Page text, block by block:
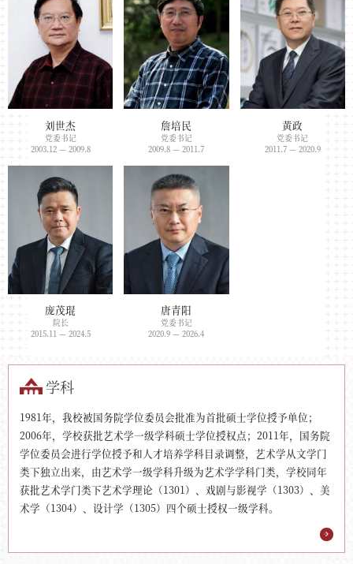
刘世杰
党委书记
2003.12 — 2009.8
詹培民
党委书记
2009.8 — 2011.7
黄政
党委书记
2011.7 — 2020.9
庞茂琨
院长
2015.11 — 2024.5
唐青阳
党委书记
2020.9 — 2026.4
学科
1981年，我校被国务院学位委员会批准为首批硕士学位授予单位；
2006年，学校获批艺术学一级学科硕士学位授权点；2011年，国务院
学位委员会进行学位授予和人才培养学科目录调整，艺术学从文学门
类下独立出来，由艺术学一级学科升级为艺术学学科门类，学校同年
获批艺术学门类下艺术学理论（1301）、戏剧与影视学（1303）、美
术学（1304）、设计学（1305）四个硕士授权一级学科。